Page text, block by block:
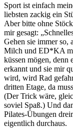
Sport ist einfach
liebsten zackig ein
Aber bitte ohne
mir gesagt:
Gehen sie immer so,
Milch und ED*KA
küssen mögen, denn
erkannt und sie mir
wird, wird Rad
dritten Etage, da
(Der Trick wäre,
soviel Spaß.) Und
Pilates-Übungen
eigentlich durchaus.